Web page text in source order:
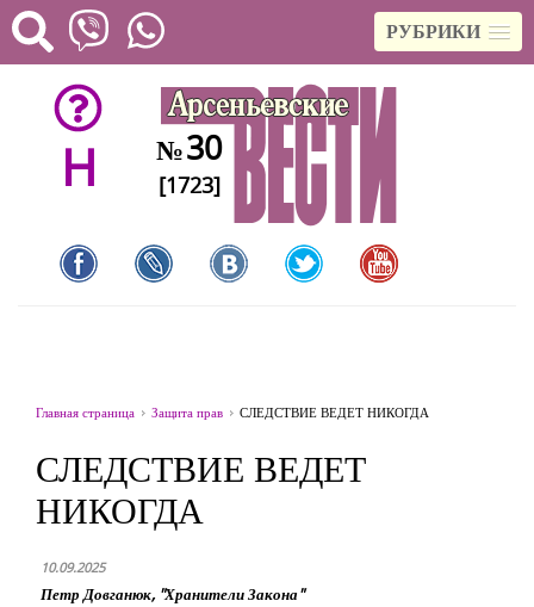
РУБРИКИ
H №30
[1723]
Главная страница Защита прав СЛЕДСТВИЕ ВЕДЕТ НИКОГДА
СЛЕДСТВИЕ ВЕДЕТ
НИКОГДА
10.09.2025
Петр Довганюк, "Хранители Закона"